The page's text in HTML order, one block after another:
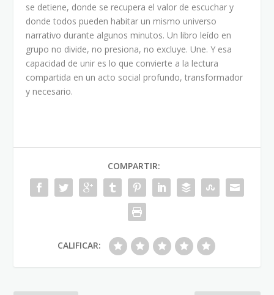
se detiene, donde se recupera el valor de escuchar y
donde todos pueden habitar un mismo universo
narrativo durante algunos minutos. Un libro leído en
grupo no divide, no presiona, no excluye. Une. Y esa
capacidad de unir es lo que convierte a la lectura
compartida en un acto social profundo, transformador
y necesario.
COMPARTIR:
CALIFICAR: